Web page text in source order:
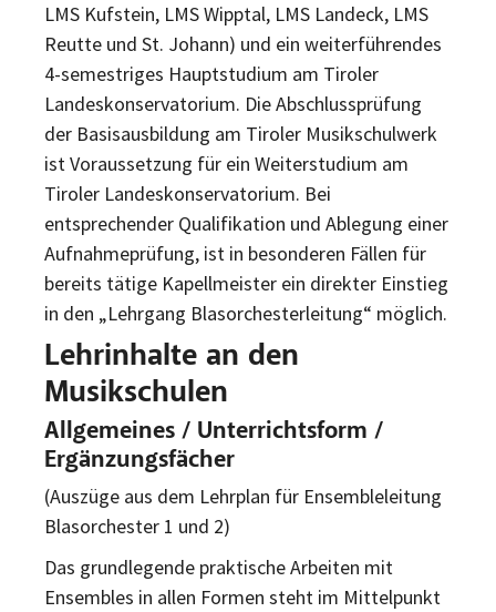
LMS Kufstein, LMS Wipptal, LMS Landeck, LMS
Reutte und St. Johann) und ein weiterführendes
4-semestriges Hauptstudium am Tiroler
Landeskonservatorium. Die Abschlussprüfung
der Basisausbildung am Tiroler Musikschulwerk
ist Voraussetzung für ein Weiterstudium am
Tiroler Landeskonservatorium. Bei
entsprechender Qualifikation und Ablegung einer
Aufnahmeprüfung, ist in besonderen Fällen für
bereits tätige Kapellmeister ein direkter Einstieg
in den „Lehrgang Blasorchesterleitung“ möglich.
Lehrinhalte an den
Musikschulen
Allgemeines / Unterrichtsform /
Ergänzungsfächer
(Auszüge aus dem Lehrplan für Ensembleleitung
Blasorchester 1 und 2)
Das grundlegende praktische Arbeiten mit
Ensembles in allen Formen steht im Mittelpunkt